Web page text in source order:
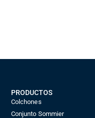
PRODUCTOS
Colchones
Conjunto Sommier